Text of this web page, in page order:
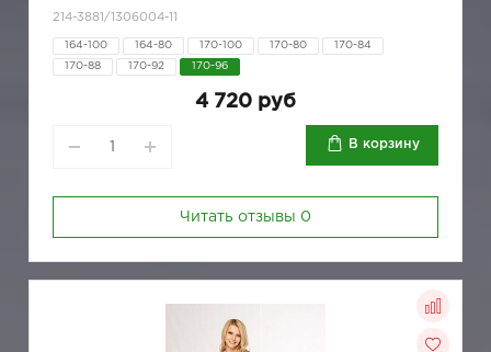
214-3881/1306004-11
164-100 164-80 170-100 170-80 170-84
170-88 170-92 170-96
4 720 руб
В корзину
Читать отзывы 0